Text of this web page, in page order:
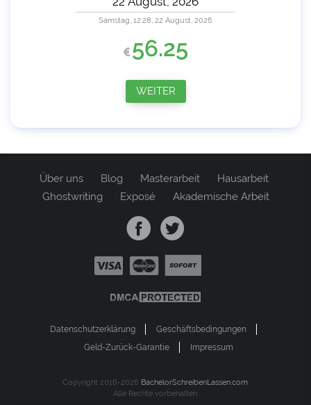
56.25
Samstag, 12:28, 22 August, 2026
WEITER
Über uns Blog Masterarbeit
Hausarbeit
Ghostwriting
Exposé Akademische Arbeit
Datenschutzerklärung
Geschäftsbedingungen
Geld-Zurück-Garantie
Impressum
Copyright 2016-2026 BachelorSchreibenLassen.com.
Alle Rechte vorbehalten.